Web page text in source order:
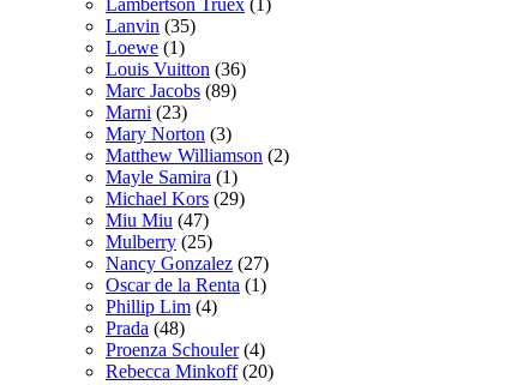
Lambertson Truex (1)
Lanvin (35)
Loewe (1)
Louis Vuitton (36)
Marc Jacobs (89)
Marni (23)
Mary Norton (3)
Matthew Williamson (2)
Mayle Samira (1)
Michael Kors (29)
Miu Miu (47)
Mulberry (25)
Nancy Gonzalez (27)
Oscar de la Renta (1)
Phillip Lim (4)
Prada (48)
Proenza Schouler(4)
Rebecca Minkoff(20)